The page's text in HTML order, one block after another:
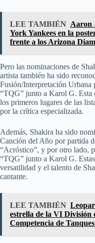
LEE TAMBIÉN Aaron
York Yankees en la
frente a los Arizona
Pero las nominaciones de
artista también ha sido
Fusión/Interpretación Urbana
“TQG” junto a Karol G. Esta
los primeros lugares de las
por la crítica especializada.
Además, Shakira ha sido
Canción del Año por partida
“Acróstico”, y por otro lado,
“TQG” junto a Karol G.
versatilidad y el talento de
cantante.
LEE TAMBIÉN
estrella de la VI División
Competencia de